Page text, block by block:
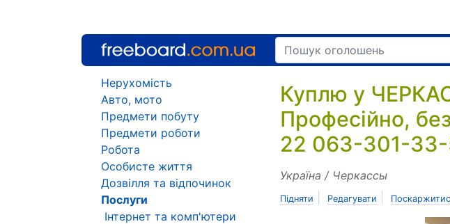
Куплю у
Професійно,
22 063-301-
Україна / Черкассы
Підняти Редагувати
Нерухомість
Авто, мото
Предмети побуту
Предмети роботи
Робота
Особисте життя
Дозвілля та відпочинок
Послуги
Інтернет та комп'ютери